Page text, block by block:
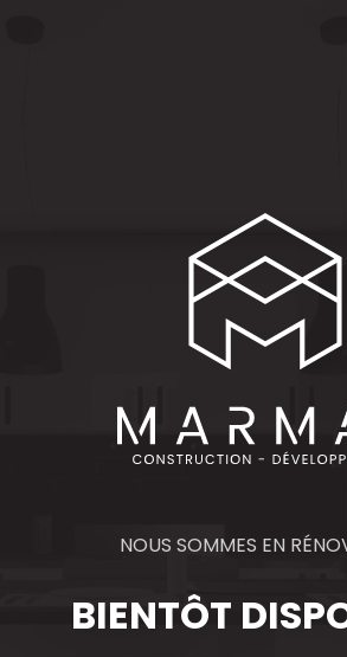
NOUS SOMMES EN
BIENTÔT